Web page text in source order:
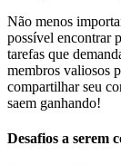
Não menos
possível encontrar
tarefas que
membros valiosos
compartilhar seu
saem ganhando!
Desafios a serem